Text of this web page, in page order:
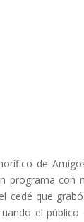
de
programa con
cedé que
el